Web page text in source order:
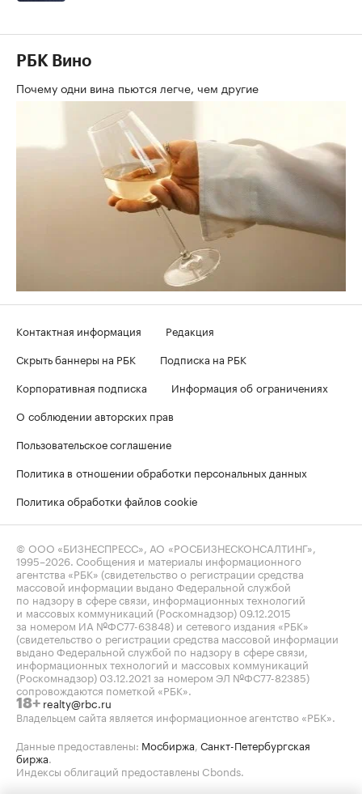
РБК Вино
Почему одни вина пьются легче, чем другие
Контактная информация
Редакция
Скрыть баннеры на РБК
Подписка на РБК
Корпоративная подписка
Информация об ограничениях
О соблюдении авторских прав
Пользовательское соглашение
Политика в отношении обработки персональных данных
Политика обработки файлов cookie
© ООО «БИЗНЕСПРЕСС», АО «РОСБИЗНЕСКОНСАЛТИНГ»,
1995–2026 . Сообщения и материалы информационного
агентства «РБК» (свидетельство о регистрации средства
массовой информации выдано Федеральной службой
по надзору в сфере связи, информационных технологий
и массовых коммуникаций (Роскомнадзор) 09.12.2015
за номером ИА №ФС77-63848) и сетевого издания «РБК»
(свидетельство о регистрации средства массовой информации
выдано Федеральной службой по надзору в сфере связи,
информационных технологий и массовых коммуникаций
(Роскомнадзор) 03.12.2021 за номером ЭЛ №ФС77-82385)
сопровождаются пометкой «РБК».
18+ realty@rbc.ru
Владельцем сайта является информационное агентство «РБК».
Данные предоставлены: Мосбиржа Санкт-Петербургская
биржа
Индексы облигаций предоставлены Cbonds.